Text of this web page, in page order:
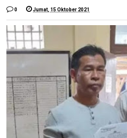
0 Jumat, 15 Oktober 2021